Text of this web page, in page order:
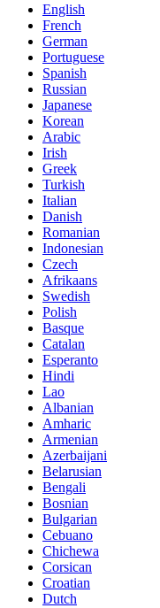
English
French
German
Portuguese
Spanish
Russian
Japanese
Korean
Arabic
Irish
Greek
Turkish
Italian
Danish
Romanian
Indonesian
Czech
Afrikaans
Swedish
Polish
Basque
Catalan
Esperanto
Hindi
Lao
Albanian
Amharic
Armenian
Azerbaijani
Belarusian
Bengali
Bosnian
Bulgarian
Cebuano
Chichewa
Corsican
Croatian
Dutch